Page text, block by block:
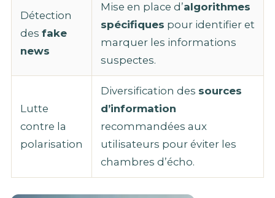
Détection
des fake
news
Mise en place d’algorithmes
spécifiques pour identifier et
marquer les informations
suspectes.
Lutte
contre la
polarisation
Diversification des sources
d’information
recommandées aux
utilisateurs pour éviter les
chambres d’écho.